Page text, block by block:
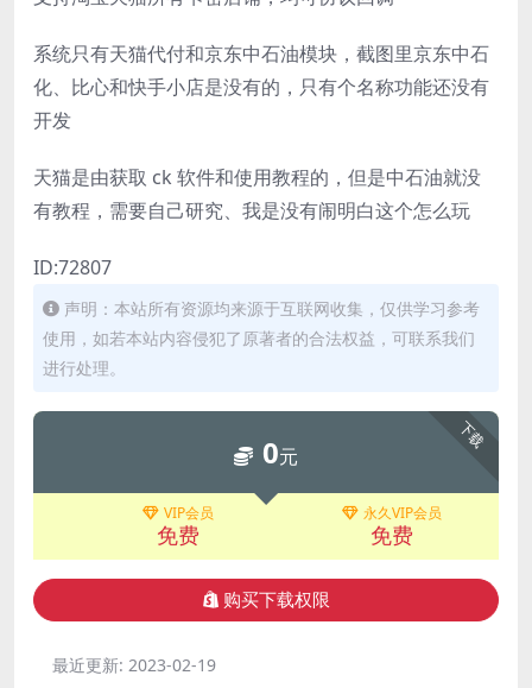
系统只有天猫代付和京东中石油模块，截图里京东中石
化、比心和快手小店是没有的，只有个名称功能还没有
开发
天猫是由获取 ck 软件和使用教程的，但是中石油就没
有教程，需要自己研究、我是没有闹明白这个怎么玩
ID:72807
声明：本站所有资源均来源于互联网收集，仅供学习参考
使用，如若本站内容侵犯了原著者的合法权益，可联系我们
进行处理。
下载
0元
VIP会员
免费
永久VIP会员
免费
购买下载权限
最近更新: 2023-02-19